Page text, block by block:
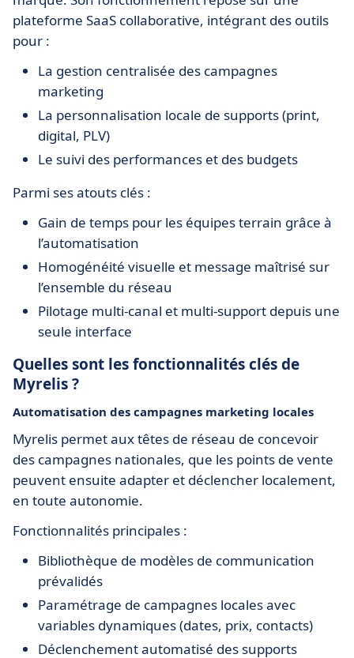
plateforme SaaS collaborative, intégrant des outils
pour :
La gestion centralisée des campagnes
marketing
La personnalisation locale de supports (print,
digital, PLV)
Le suivi des performances et des budgets
Parmi ses atouts clés :
Gain de temps pour les équipes terrain grâce à
l’automatisation
Homogénéité visuelle et message maîtrisé sur
l’ensemble du réseau
Pilotage multi-canal et multi-support depuis une
seule interface
Quelles sont les fonctionnalités clés de
Myrelis ?
Automatisation des campagnes marketing locales
Myrelis permet aux têtes de réseau de concevoir
des campagnes nationales, que les points de vente
peuvent ensuite adapter et déclencher localement,
en toute autonomie.
Fonctionnalités principales :
Bibliothèque de modèles de communication
prévalidés
Paramétrage de campagnes locales avec
variables dynamiques (dates, prix, contacts)
Déclenchement automatisé des supports